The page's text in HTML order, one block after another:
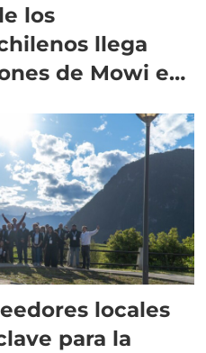
los
llega
de Mowi en
locales
para la